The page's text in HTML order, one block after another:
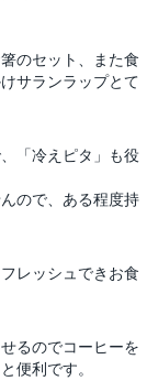
のセット、また食
サランラップとて
「冷えピタ」も役
ので、ある程度持
レッシュできお食
るのでコーヒーを
便利です。